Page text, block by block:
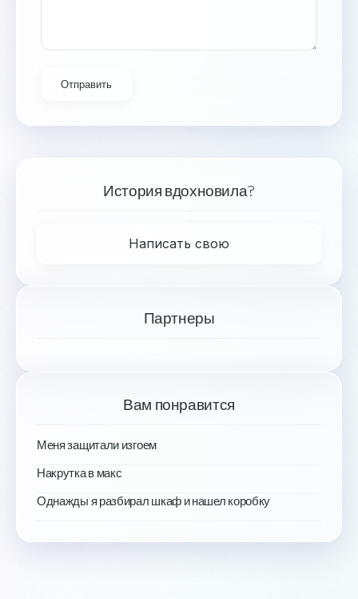
Отправить
История вдохновила?
Написать свою
Партнеры
Вам понравится
Меня защитали изгоем
Накрутка в макс
Однажды я разбирал шкаф и нашел коробку